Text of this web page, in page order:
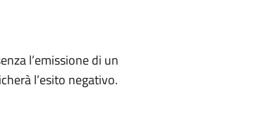
l’emissione di un
l’esito negativo.